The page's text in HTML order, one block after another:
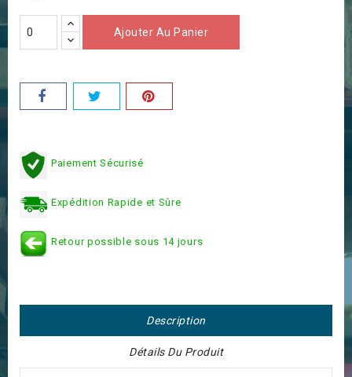
Ajouter Au Panier
Paiement Sécurisé
Expédition Rapide et Sûre
Retour possible sous 14 jours
Description
Détails Du Produit